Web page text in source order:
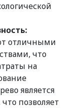
отличными
что
на
является
позволяет